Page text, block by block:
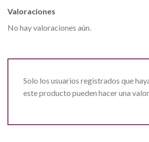
Valoraciones
No hay valoraciones aún.
Solo los usuarios registrados que
este producto pueden hacer una